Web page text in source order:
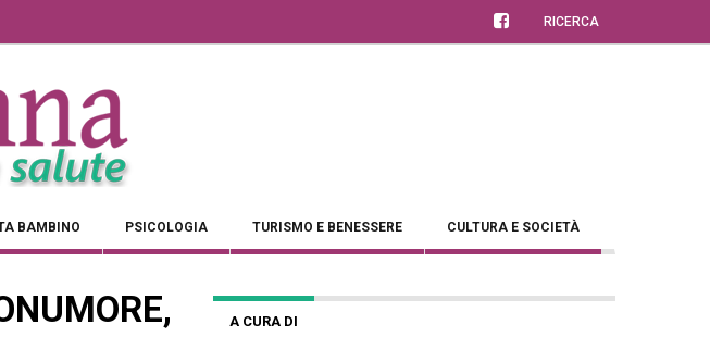
RICERCA
BAMBINO PSICOLOGIA TURISMO E BENESSERE CULTURA E SOCIETÀ
A CURA DI